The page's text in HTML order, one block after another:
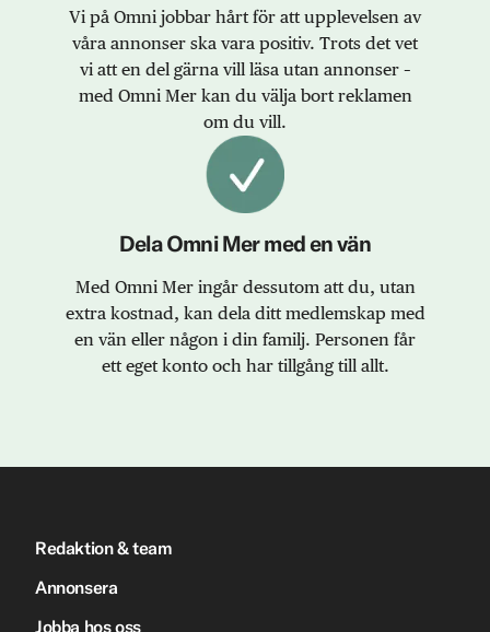
Vi på Omni jobbar hårt för att upplevelsen av
våra annonser ska vara positiv. Trots det vet
vi att en del gärna vill läsa utan annonser –
med Omni Mer kan du välja bort reklamen
om du vill.
Dela Omni Mer med en vän
Med Omni Mer ingår dessutom att du, utan
extra kostnad, kan dela ditt medlemskap med
en vän eller någon i din familj. Personen får
ett eget konto och har tillgång till allt.
Redaktion & team
Annonsera
Jobba hos oss